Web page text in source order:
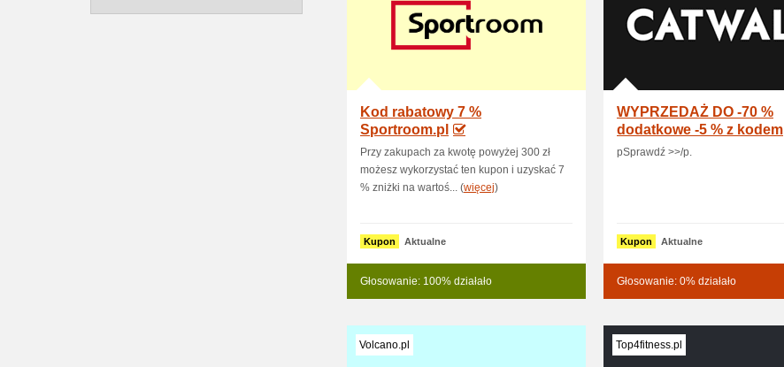
Kod rabatowy 7 %
Sportroom.pl
Przy zakupach za kwotę powyżej 300 zł
możesz wykorzystać ten kupon i uzyskać 7
% zniżki na wartoś... (więcej)
Kupon Aktualne
Głosowanie: 100% działało
WYPRZEDAŻ DO -70 %
dodatkowe -5 % z kodem
SALES
pSprawdź >>/p.
Kupon Aktualne
Głosowanie: 0% działało
Volcano.pl Top4fitness.pl